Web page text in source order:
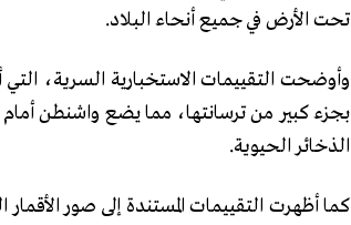
تحت الأرض في جميع أنحاء البلاد.
وأوضحت التقييمات الاستخبارية السرية،
بجزء كبير من ترسانتها، مما يضع واشنطن
الذخائر الحيوية.
كما أظهرت التقييمات المستندة إلى صور